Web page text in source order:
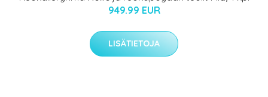
949.99 EUR
LISÄTIETOJA